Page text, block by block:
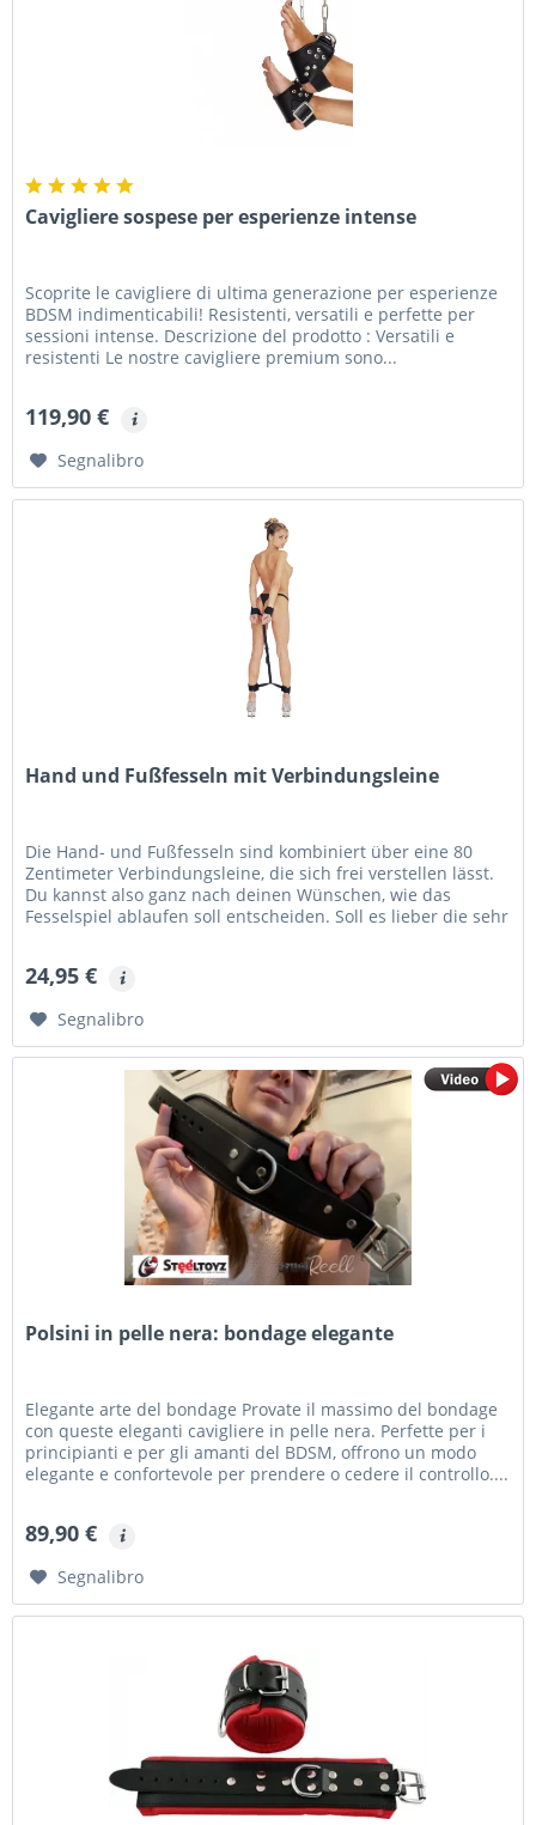
Cavigliere sospese per esperienze intense
Scoprite le cavigliere di ultima generazione per esperienze
BDSM indimenticabili! Resistenti, versatili e perfette per
sessioni intense. Descrizione del prodotto : Versatili e
resistenti Le nostre cavigliere premium sono...
119,90 €
Segnalibro
Hand und Fußfesseln mit Verbindungsleine
Die Hand- und Fußfesseln sind kombiniert über eine 80
Zentimeter Verbindungsleine, die sich frei verstellen lässt.
Du kannst also ganz nach deinen Wünschen, wie das
Fesselspiel ablaufen soll entscheiden. Soll es lieber die sehr
24,95 €
Segnalibro
Polsini in pelle nera: bondage elegante
Elegante arte del bondage Provate il massimo del bondage
con queste eleganti cavigliere in pelle nera. Perfette per i
principianti e per gli amanti del BDSM, offrono un modo
elegante e confortevole per prendere o cedere il controllo....
89,90 €
Segnalibro